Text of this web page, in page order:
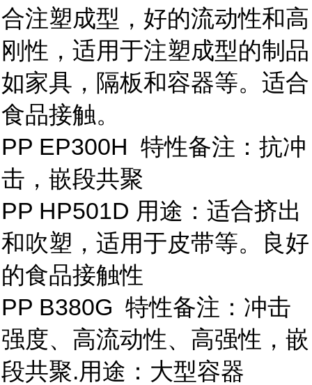
合注塑成型，好的流动性和高
刚性，适用于注塑成型的制品
如家具，隔板和容器等。适合
食品接触。
PP EP300H 特性备注：抗冲
击，嵌段共聚
PP HP501D 用途：适合挤出
和吹塑，适用于皮带等。良好
的食品接触性
PP B380G 特性备注：冲击
强度、高流动性、高强性，嵌
段共聚.用途：大型容器